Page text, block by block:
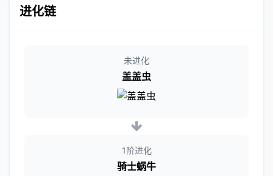
进化链
未进化
盖盖虫
1阶进化
骑士蜗牛